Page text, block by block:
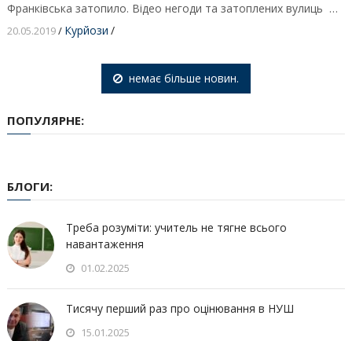
Франківська затопило. Відео негоди та затоплених вулиць …
20.05.2019/ Курйози /
немає більше новин.
ПОПУЛЯРНЕ:
БЛОГИ:
Треба розуміти: учитель не тягне всього
навантаження
01.02.2025
Тисячу перший раз про оцінювання в НУШ
15.01.2025